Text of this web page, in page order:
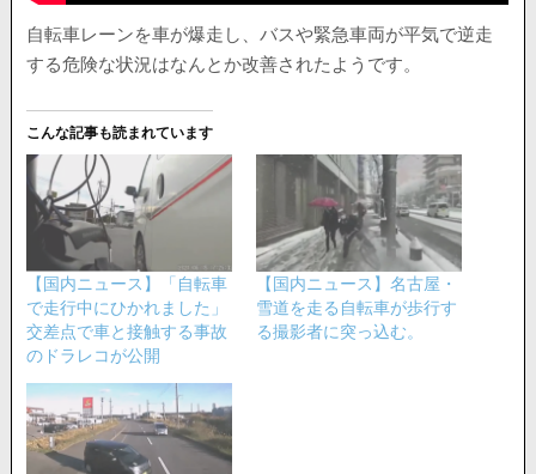
自転車レーンを車が爆走し、バスや緊急車両が平気で逆走
する危険な状況はなんとか改善されたようです。
こんな記事も読まれています
【国内ニュース】「自転車
で走行中にひかれました」
交差点で車と接触する事故
のドラレコが公開
【国内ニュース】名古屋・
雪道を走る自転車が歩行す
る撮影者に突っ込む。